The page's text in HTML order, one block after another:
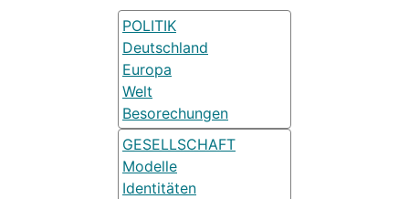
POLITIK
Deutschland
Europa
Welt
Besorechungen
GESELLSCHAFT
Modelle
Identitäten